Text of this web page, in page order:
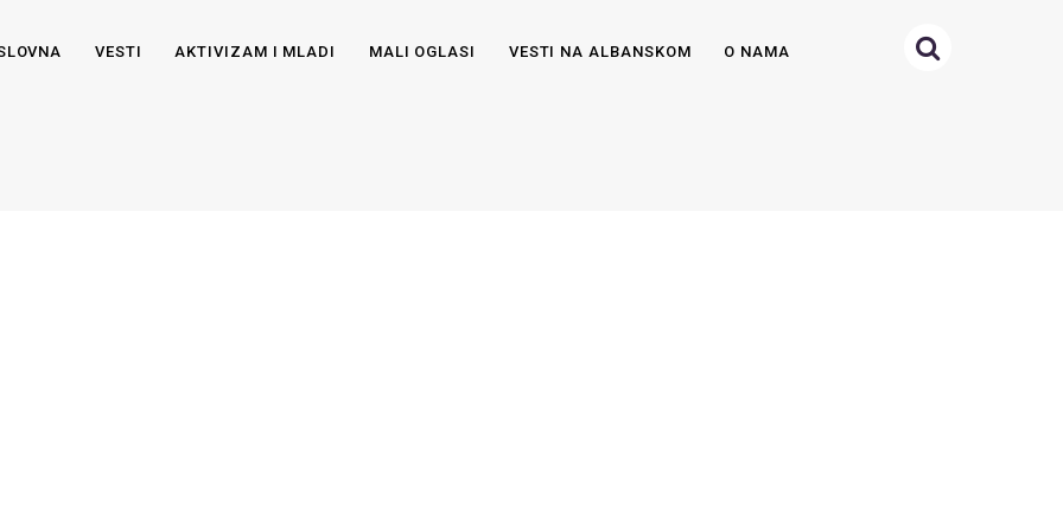
VESTI AKTIVIZAM I MLADI MALI OGLASI VESTI NA ALBANSKOM O NAMA